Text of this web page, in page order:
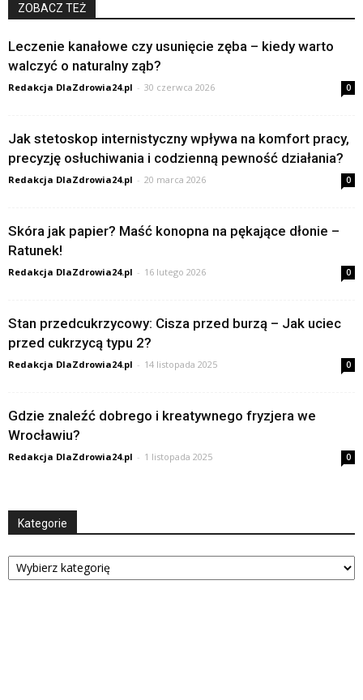
ZOBACZ TEŻ
Leczenie kanałowe czy usunięcie zęba – kiedy warto
walczyć o naturalny ząb?
Redakcja DlaZdrowia24.pl - 30 czerwca 2026 0
Jak stetoskop internistyczny wpływa na komfort pracy,
precyzję osłuchiwania i codzienną pewność działania?
Redakcja DlaZdrowia24.pl - 20 marca 2026 0
Skóra jak papier? Maść konopna na pękające dłonie –
Ratunek!
Redakcja DlaZdrowia24.pl - 16 lutego 2026 0
Stan przedcukrzycowy: Cisza przed burzą – Jak uciec
przed cukrzycą typu 2?
Redakcja DlaZdrowia24.pl - 14 listopada 2025 0
Gdzie znaleźć dobrego i kreatywnego fryzjera we
Wrocławiu?
Redakcja DlaZdrowia24.pl - 1 listopada 2025 0
Kategorie
Kategorie